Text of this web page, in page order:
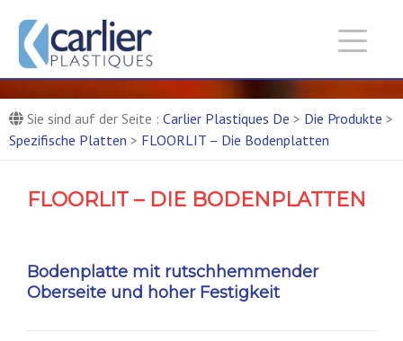
Carlier Plastiques De :
Entreprise de production de
pièces composites
Composite-Teile-Produktionsfirma
Sie sind auf der Seite : Carlier Plastiques De > Die Produkte >
Spezifische Platten > FLOORLIT – Die Bodenplatten
FLOORLIT – DIE BODENPLATTEN
Bodenplatte mit rutschhemmender
Oberseite und hoher Festigkeit